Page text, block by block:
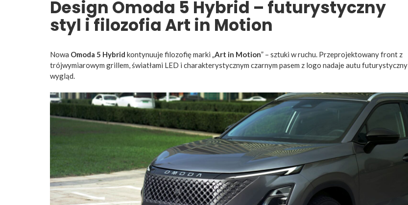
Design Omoda 5 Hybrid – futurystyczny
styl i filozofia Art in Motion
Nowa Omoda 5 Hybrid kontynuuje filozofię marki „Art in Motion” – sztuki w ruchu. Przeprojektowany front z
trójwymiarowym grillem, światłami LED i charakterystycznym czarnym pasem z logo nadaje autu futurystyczny
wygląd.